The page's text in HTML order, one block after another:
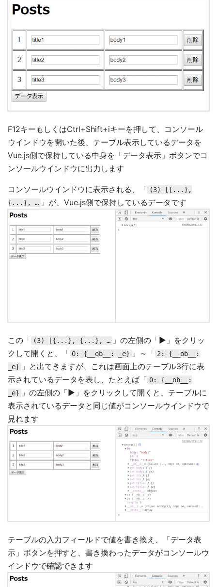
F12キーもしくはCtrl+Shift+iキーを押して、コンソール
ウインドウを開いた後、テーブル表示しているデータを
Vue.js側で保持している中身を「データ表示」ボタンでコ
ンソールウインドウに出力します
コンソールウインドウに表示される、「 (3) [{...},
{...}, … 」が、Vue.js側で保持しているデータです
この「 (3) [{...}, {...}, … 」の左側の「▶」をクリッ
クして開くと、「 0: {__ob__: _e} 」～「 2: {__ob__:
_e}
」と出てきますが、これは画面上のテーブル3行に表
示されているデータを表し、たとえば「 0: {__ob__:
_e}
」の左側の「▶」をクリックして開くと、テーブルに
表示されているデータと同じ値がコンソールウインドウで
見れます
テーブルの入力フィールドで値を書き換え、「データ表
示」ボタンを押すと、書き換わったデータがコンソールウ
インドウで確認できます